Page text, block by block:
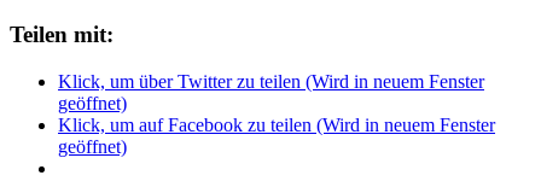
Teilen mit:
Klick, um über Twitter zu teilen (Wird in neuem Fenster
geöffnet)
Klick, um auf Facebook zu teilen (Wird in neuem Fenster
geöffnet)